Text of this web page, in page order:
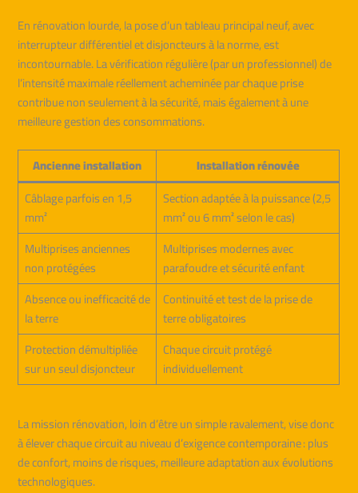
En rénovation lourde, la pose d’un tableau principal neuf, avec
interrupteur différentiel et disjoncteurs à la norme, est
incontournable. La vérification régulière (par un professionnel) de
l’intensité maximale réellement acheminée par chaque prise
contribue non seulement à la sécurité, mais également à une
meilleure gestion des consommations.
Ancienne installation
Installation rénovée
Câblage parfois en 1,5
mm²
Section adaptée à la puissance (2,5
mm² ou 6 mm² selon le cas)
Multiprises anciennes
non protégées
Multiprises modernes avec
parafoudre et sécurité enfant
Absence ou inefficacité de
la terre
Continuité et test de la prise de
terre obligatoires
Protection démultipliée
sur un seul disjoncteur
Chaque circuit protégé
individuellement
La mission rénovation, loin d’être un simple ravalement, vise donc
à élever chaque circuit au niveau d’exigence contemporaine : plus
de confort, moins de risques, meilleure adaptation aux évolutions
technologiques.